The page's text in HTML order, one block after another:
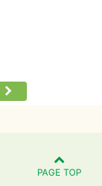
PAGE TOP